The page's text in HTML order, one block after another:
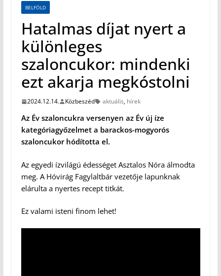
BELFÖLD
Hatalmas díjat nyert a
különleges
szaloncukor: mindenki
ezt akarja megkóstolni
2024.12.14. Közbeszéd aktuális, hírek
Az Év szaloncukra versenyen az Év új íze
kategóriagyőzelmet a barackos-mogyorós
szaloncukor hódította el.
Az egyedi ízvilágú édességet Asztalos Nóra álmodta
meg. A Hóvirág Fagylaltbár vezetője lapunknak
elárulta a nyertes recept titkát.
Ez valami isteni finom lehet!